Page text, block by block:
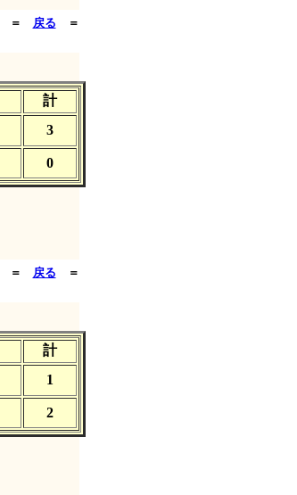
＝ 戻る ＝
計
3
0
＝ 戻る ＝
計
1
2